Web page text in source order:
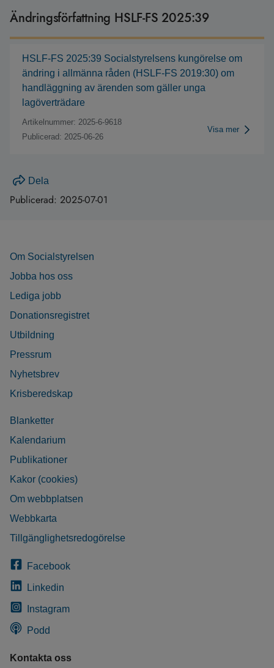
Ändringsförfattning HSLF-FS 2025:39
HSLF-FS 2025:39 Socialstyrelsens kungörelse om
ändring i allmänna råden (HSLF-FS 2019:30) om
handläggning av ärenden som gäller unga
lagöverträdare
Artikelnummer: 2025-6-9618
Publicerad: 2025-06-26
Visa mer
Dela
Publicerad: 2025-07-01
Om Socialstyrelsen
Jobba hos oss
Lediga jobb
Donationsregistret
Utbildning
Pressrum
Nyhetsbrev
Krisberedskap
Blanketter
Kalendarium
Publikationer
Kakor (cookies)
Om webbplatsen
Webbkarta
Tillgänglighetsredogörelse
Facebook
Linkedin
Instagram
Podd
Kontakta oss